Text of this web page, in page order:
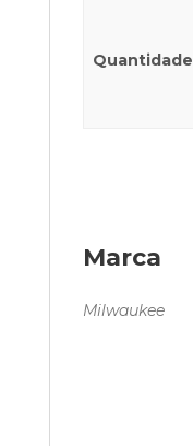
Quantidade
Marca
Milwaukee